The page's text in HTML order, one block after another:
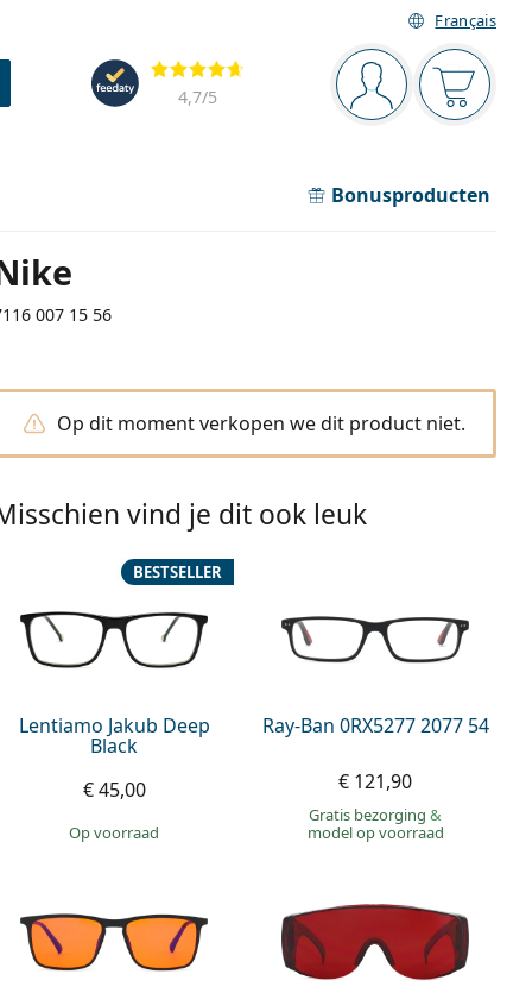
Français
Navigatie
Je bent ingelogd
Jouw
Beoordelingen
4,7/5
Bonusproducten
007 15 56
Op dit moment verkopen we dit product niet.
vind je dit ook leuk
Lentiamo Jakub Deep
Black
BESTSELLER
€ 45,00
op voorraad
Ray-Ban 0RX5277 2077 54
€ 121,90
Gratis bezorging&
model op voorraad